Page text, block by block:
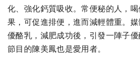
化、強化鈣質吸收。常便秘的人，
果，可促進排便，進而減輕體重。
優酪乳，減肥成功後，引發一陣子
節目的陳美鳳也是愛用者。